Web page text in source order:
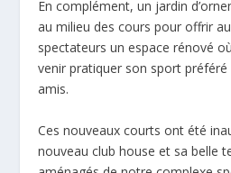
En complément, un jardin
au milieu des cours pour offrir
spectateurs un espace rénové
venir pratiquer son sport
amis.
Ces nouveaux courts ont été
nouveau club house et sa belle